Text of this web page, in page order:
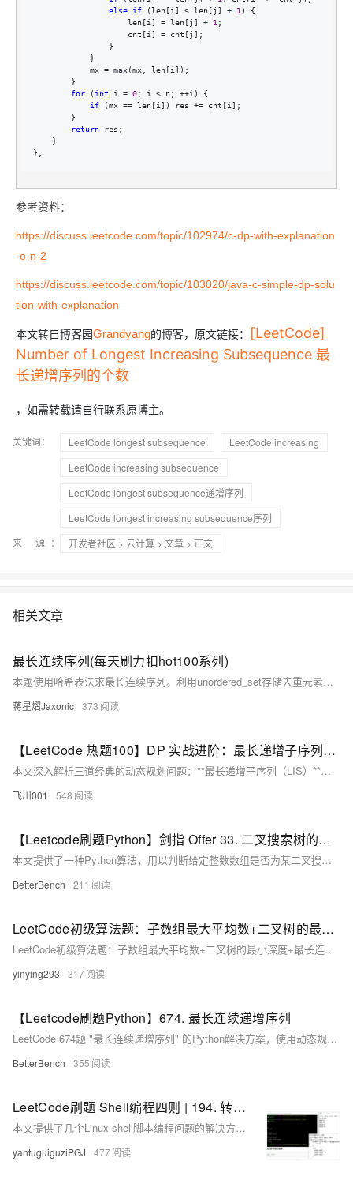
else
if (len[i] < len[j] + 1 ) {
                    len[i]
= len[j] + 1 ;
                    cnt[i]
= cnt[j];
                }
            }
            mx
= max(mx, len[i]);
        }
for ( int i = 0; i < n; ++i) {
if (mx == len[i]) res += cnt[i];
        }
return res;
    }
};
参考资料：
https://discuss.leetcode.com/topic/102974/c-dp-with-explanation
-o-n-2
https://discuss.leetcode.com/topic/103020/java-c-simple-dp-solu
tion-with-explanation
本文转自博客园Grandyang的博客，原文链接：
[LeetCode]
Number of Longest Increasing Subsequence 最
长递增序列的个数
，如需转载请自行联系原博主。
关键词： LeetCode longest subsequence
LeetCode increasing
LeetCode increasing subsequence
LeetCode longest subsequence递增序列
LeetCode longest increasing subsequence序列
来 源：
开发者社区 > 云计算 > 文章 > 正文
相关文章
最长连续序列(每天刷力扣hot100系列)
本题使用哈希表法求最长连续序列。利用unordered_set存储去重元素，遍历集合时仅当num-1不存在时才作为起点向后扩展，统计连续长度，时间复杂度O(n)，空间复杂度O(n)。相比unordered_map更高效，因无需存储值。
蒋星熠Jaxonic 373
【LeetCode 热题100】DP 实战进阶：最长递增子序列、乘积最大子数组、分割等和子集（力扣300 / 152/ 416 ）（Go语言版）
本文深入解析三道经典的动态规划问题：**最长递增子序列（LIS）**、**乘积最大子数组** 和 **分割等和子集**。 - **300. LIS** 通过 `dp[i]` 表示以第 `i` 个元素结尾的最长递增子序列长度，支持 O(n²) 动态规划与 O(n log n) 的二分优化。 - **152. 乘积最大子数组** 利用正负数特性，同时维护最大值与最小值的状态转移方程。 - **416. 分割等和子集** 转化为 0-1 背包问题，通过布尔型 DP 实现子集和判断。 总结对比了三题的状态定义与解法技巧，并延伸至相关变种问题，助你掌握动态规划的核心思想与灵活应用！
飞川001 548
【Leetcode刷题Python】剑指 Offer 33. 二叉搜索树的后序遍历序列
本文提供了一种Python算法，用以判断给定整数数组是否为某二叉搜索树的后序遍历结果，通过识别根节点并递归验证左右子树的值是否满足二叉搜索树的性质。
BetterBench 211
LeetCode初级算法题：子数组最大平均数+二叉树的最小深度+最长连续递增序列+柠檬水找零
LeetCode初级算法题：子数组最大平均数+二叉树的最小深度+最长连续递增序列+柠檬水找零
yinying293 317
【Leetcode刷题Python】674. 最长连续递增序列
LeetCode 674题 "最长连续递增序列" 的Python解决方案，使用动态规划算法找出给定整数数组中最长连续递增子序列的长度。
BetterBench 355
LeetCode刷题 Shell编程四则 | 194. 转置文件 192. 统计词频 193. 有效电话号码 195. 第十行
本文提供了几个Linux shell脚本编程问题的解决方案，包括转置文件内容、统计词频、验证有效电话号码和提取文件的第十行，每个问题都给出了至少一种实现方法。
yantuguiguziPGJ 477